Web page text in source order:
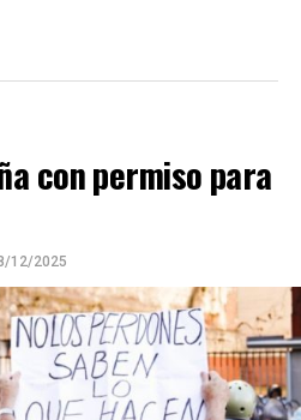
con permiso para
12/2025